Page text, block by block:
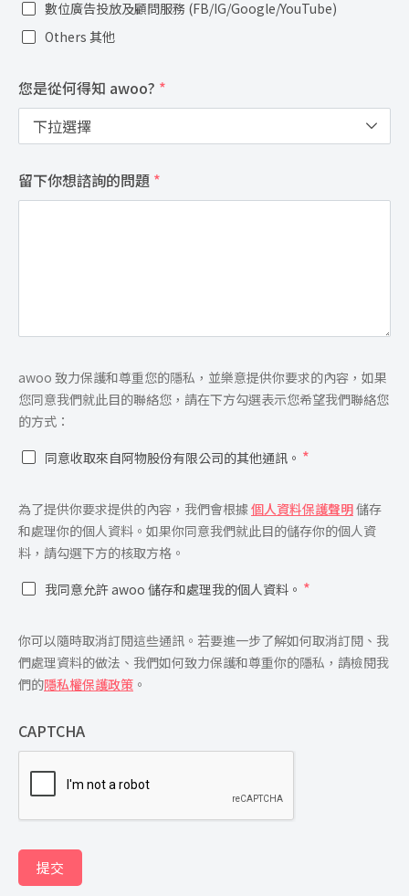
數位廣告投放及顧問服務 (FB/IG/Google/YouTube)
Others 其他
您是從何得知 awoo? *
留下你想諮詢的問題 *
同
意
*
awoo 致力保護和尊重您的隱私，並樂意提供你要求的內容，如果
您同意我們就此目的聯絡您，請在下方勾選表示您希望我們聯絡您
的方式：
同意收取來自阿物股份有限公司的其他通訊。 *
同
意
*
為了提供你要求提供的內容，我們會根據個人資料保護聲明儲存
和處理你的個人資料。如果你同意我們就此目的儲存你的個人資
料，請勾選下方的核取方格。
我同意允許 awoo 儲存和處理我的個人資料。 *
你可以隨時取消訂閱這些通訊。若要進一步了解如何取消訂閱、我
們處理資料的做法、我們如何致力保護和尊重你的隱私，請檢閱我
們的隱私權保護政策 。
CAPTCHA
提交